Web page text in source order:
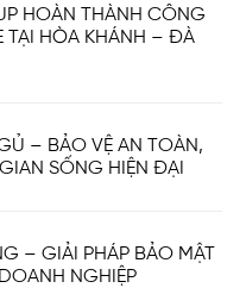
HOÀN THÀNH CÔNG
TẠI HÒA KHÁNH – ĐÀ
– BẢO VỆ AN TOÀN,
SỐNG HIỆN ĐẠI
– GIẢI PHÁP BẢO MẬT
NGHIỆP